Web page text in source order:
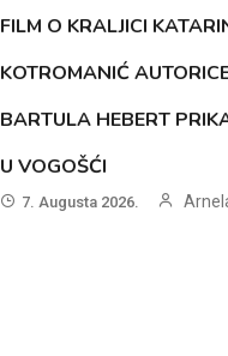
FILM O KRALJICI
KOTROMANIĆ
BARTULA HEBERT
U VOGOŠĆI
7. Augusta 2026.